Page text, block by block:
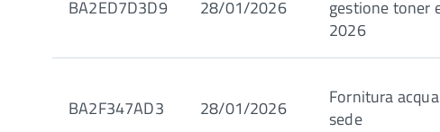
BA2ED7D3D9 28/01/2026
gestione toner
2026
BA2F347AD3 28/01/2026
Fornitura
sede